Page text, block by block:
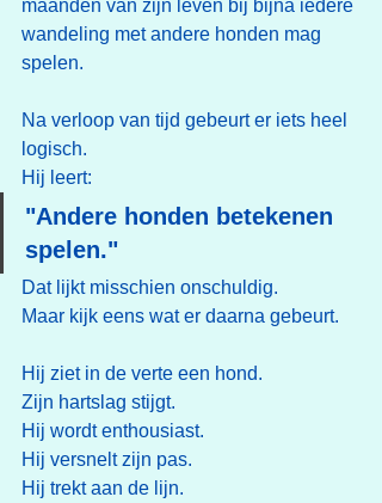
maanden van zijn leven bij bijna iedere
wandeling met andere honden mag
spelen.
Na verloop van tijd gebeurt er iets heel
logisch.
Hij leert:
"Andere honden betekenen
spelen."
Dat lijkt misschien onschuldig.
Maar kijk eens wat er daarna gebeurt.
Hij ziet in de verte een hond.
Zijn hartslag stijgt.
Hij wordt enthousiast.
Hij versnelt zijn pas.
Hij trekt aan de lijn.